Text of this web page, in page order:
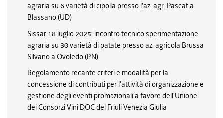
agraria su 6 varietà di cipolla presso l'az. agr. Pascat a
Blassano (UD)
Sissar 18 luglio 2025: incontro tecnico sperimentazione
agraria su 30 varietà di patate presso az. agricola Brussa
Silvano a Ovoledo (PN)
Regolamento recante criteri e modalità per la
concessione di contributi per l'attività di organizzazione e
gestione degli eventi promozionali a favore dell'Unione
dei Consorzi Vini DOC del Friuli Venezia Giulia